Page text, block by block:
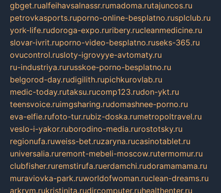
gbget.rualfeihavsalnassr.rumadoma.rutajuncos.ru
petrovkasports.ruporno-online-besplatno.rusplclub.ru
york-life.rudoroga-expo.ruribery.rucleanmedicine.ru
slovar-ivrit.ruporno-video-besplatno.ruseks-365.ru
ovucontrol.rusloty-igrovyye-avtomaty.ru
ru-industriya.rurusskoe-porno-besplatno.ru
belgorod-day.rudigilith.rupichkurovlab.ru
medic-today.rutaksu.rucomp123.rudon-ykt.ru
teensvoice.ruimgsharing.rudomashnee-porno.ru
eva-elfie.rufoto-tur.rubiz-doska.rumetropoltravel.ru
veslo-i-yakor.ruborodino-media.rurostotsky.ru
regionufa.ruweiss-bet.ruzaryna.rucasinotablet.ru
universalia.ruremont-mebeli-moscow.rutermomur.ru
clubfisher.ruremstirufa.ruerdamchi.rudoramamama.ru
muraviovka-park.ruworldofwoman.ruclean-dreams.ru
arkrym.rukristinita.rudircomputer.ruhealthenter.ru